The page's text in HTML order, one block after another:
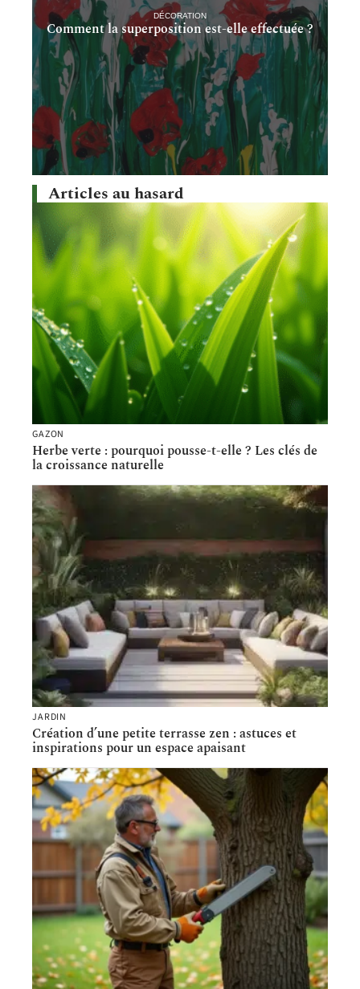
DÉCORATION
Comment la superposition est-elle effectuée ?
Articles au hasard
GAZON
Herbe verte : pourquoi pousse-t-elle ? Les clés de
la croissance naturelle
JARDIN
Création d’une petite terrasse zen : astuces et
inspirations pour un espace apaisant